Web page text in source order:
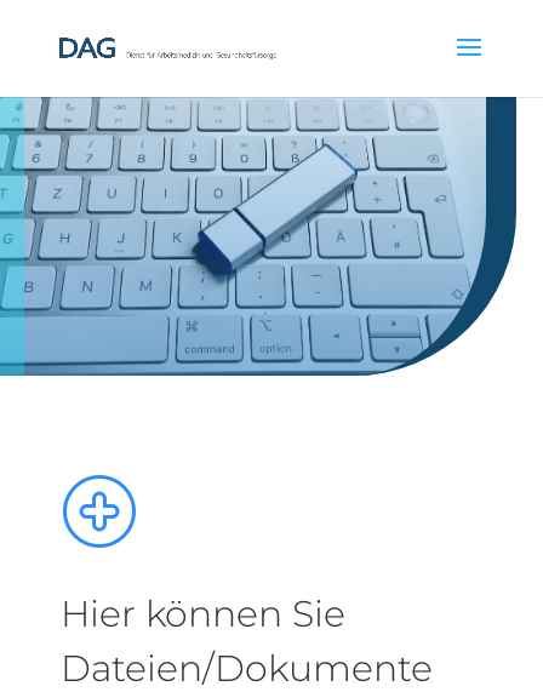
Hier können Sie
Dateien/Dokumente